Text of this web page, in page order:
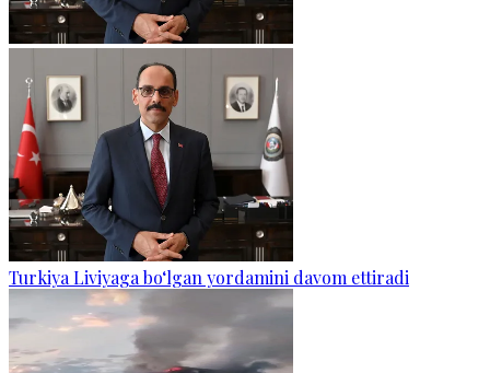
Turkiya Liviyaga bo‘lgan yordamini davom ettiradi